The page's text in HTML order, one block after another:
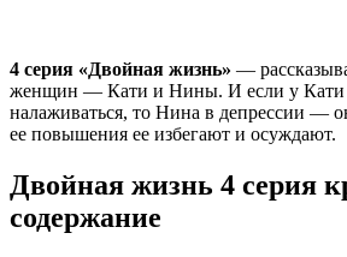
4 серия «Двойная жизнь» —
женщин — Кати и Нины. И если у Кати
налаживаться, то Нина в депрессии —
ее повышения ее избегают и осуждают.
Двойная жизнь 4 серия
содержание